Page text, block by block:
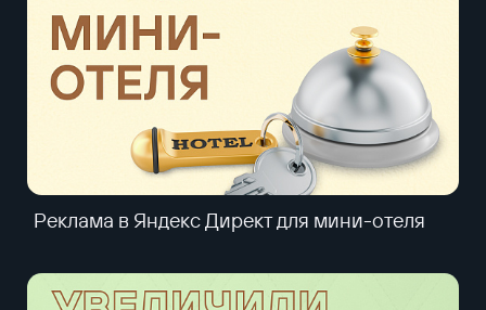
Реклама в Яндекс Директ для мини-отеля